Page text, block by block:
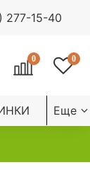
277-15-40
0 0
Еще